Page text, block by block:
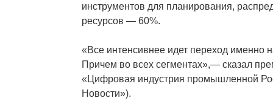
инструментов для планирования,
ресурсов — 60%.
«Все интенсивнее идет переход именно
Причем во всех сегментах»,— сказал
«Цифровая индустрия промышленной
Новости»).